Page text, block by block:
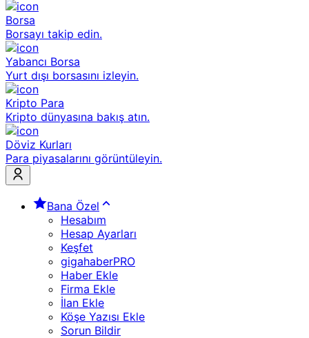
Borsa
Borsayı takip edin.
Yabancı Borsa
Yurt dışı borsasını izleyin.
Kripto Para
Kripto dünyasına bakış atın.
Döviz Kurları
Para piyasalarını görüntüleyin.
Bana Özel
Hesabım
Hesap Ayarları
Keşfet
gigahaberPRO
Haber Ekle
Firma Ekle
İlan Ekle
Köşe Yazısı Ekle
Sorun Bildir